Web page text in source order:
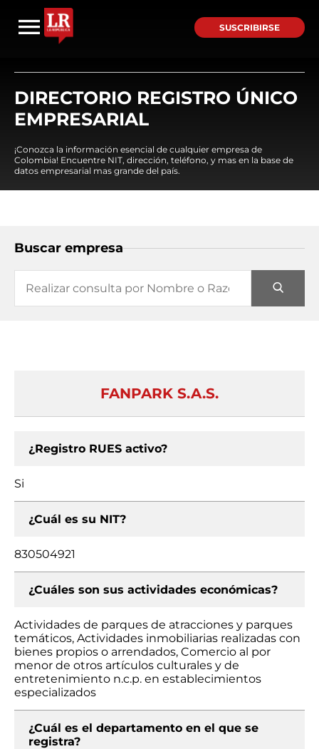
SUSCRIBIRSE
DIRECTORIO REGISTRO ÚNICO
EMPRESARIAL
¡Conozca la información esencial de cualquier empresa de
Colombia! Encuentre NIT, dirección, teléfono, y mas en la base de
datos empresarial mas grande del país.
Buscar empresa
FANPARK S.A.S.
¿Registro RUES activo?
Si
¿Cuál es su NIT?
830504921
¿Cuáles son sus actividades económicas?
Actividades de parques de atracciones y parques
temáticos, Actividades inmobiliarias realizadas con
bienes propios o arrendados, Comercio al por
menor de otros artículos culturales y de
entretenimiento n.c.p. en establecimientos
especializados
¿Cuál es el departamento en el que se
registra?